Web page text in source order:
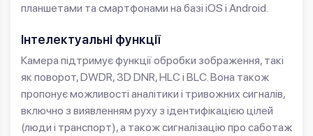
планшетами та смартфонами на базі iOS і Android.
Інтелектуальні функції
Камера підтримує функції обробки зображення, такі
як поворот, DWDR, 3D DNR, HLC і BLC. Вона також
пропонує можливості аналітики і тривожних сигналів,
включно з виявленням руху з ідентифікацією цілей
(люди і транспорт), а також сигналізацію про саботаж